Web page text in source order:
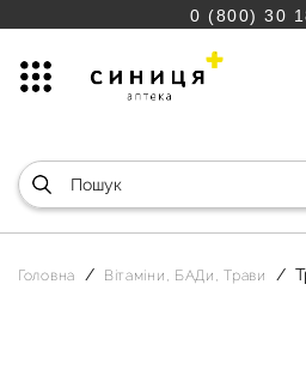
0 (800) 30
Головна Вітаміни, БАДи, Трави